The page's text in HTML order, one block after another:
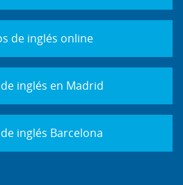
de inglés online
inglés en Madrid
inglés Barcelona